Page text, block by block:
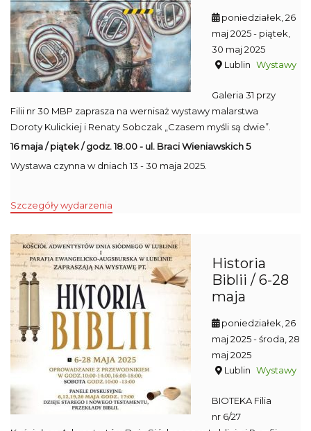
poniedziałek, 26
maj 2025- piątek,
30 maj 2025
Lublin Wystawy
Galeria 31 przy
Filii nr 30 MBP zaprasza na wernisaż wystawy malarstwa
Doroty Kulickiej i Renaty Sobczak „Czasem myśli są dwie”.
16 maja / piątek / godz. 18.00 - ul. Braci Wieniawskich 5
Wystawa czynna w dniach 13 - 30 maja 2025.
Szczegóły wydarzenia
Historia
Biblii / 6-28
maja
poniedziałek, 26
maj 2025- środa, 28
maj 2025
Lublin Wystawy
BIOTEKA Filia
nr 6/27